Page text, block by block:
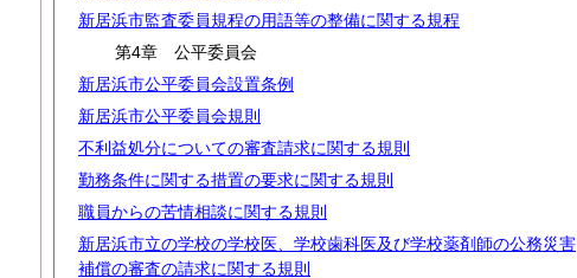
新居浜市監査委員規程の用語等の整備に関する規程
第4章 公平委員会
新居浜市公平委員会設置条例
新居浜市公平委員会規則
不利益処分についての審査請求に関する規則
勤務条件に関する措置の要求に関する規則
職員からの苦情相談に関する規則
新居浜市立の学校の学校医、学校歯科医及び学校薬剤師の公務災害
補償の審査の請求に関する規則